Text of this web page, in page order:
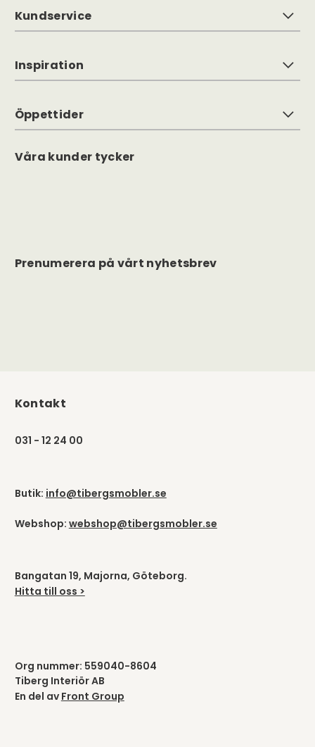
Kundservice
Inspiration
Öppettider
Våra kunder tycker
Prenumerera på vårt nyhetsbrev
Kontakt
031 - 12 24 00
Butik: info@tibergsmobler.se
Webshop: webshop@tibergsmobler.se
Bangatan 19, Majorna, Göteborg.
Hitta till oss >
Org nummer: 559040-8604
Tiberg Interiör AB
En del av Front Group